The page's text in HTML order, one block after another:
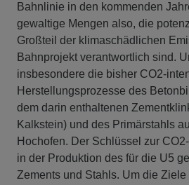
Bahnlinie in den kommenden
gewaltige Mengen also, die
Großteil der klimaschädlichen
Bahnprojekt verantwortlich sind.
insbesondere die bisher CO2-
Herstellungsprozesse des
dem darin enthaltenen
Kalkstein) und des Primärstahls
Hochofen. Der Schlüssel zur
in der Produktion des für die U5
Zements und Stahls. Um die